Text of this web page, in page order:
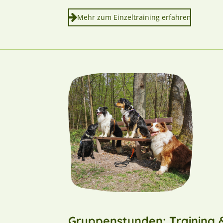
Mehr zum Einzeltraining erfahren